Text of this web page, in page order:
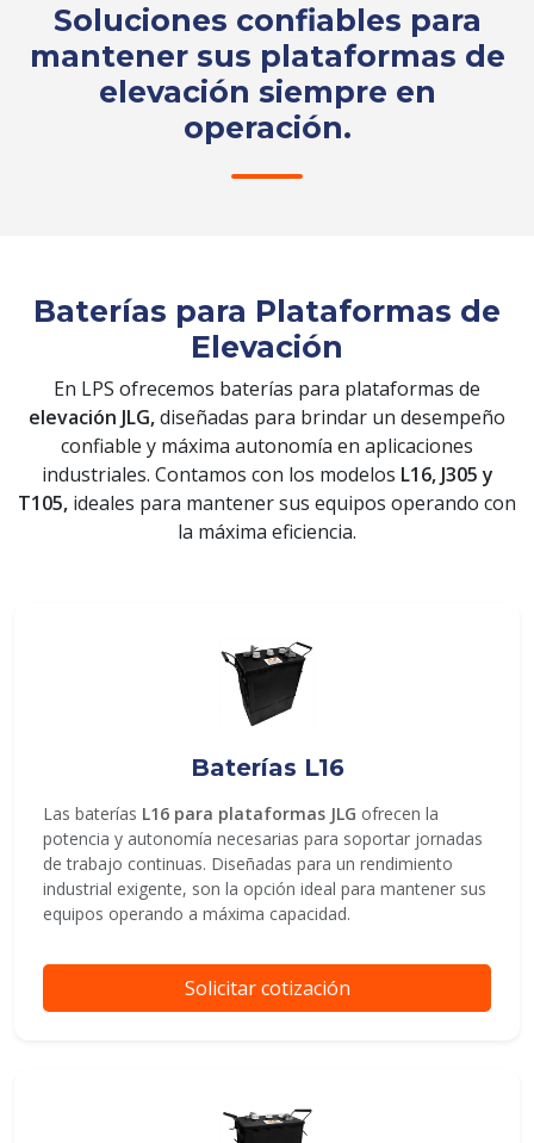
ENVIAR
Soluciones confiables para
mantener sus plataformas de
elevación siempre en
operación.
Baterías para Plataformas de
Elevación
En LPS ofrecemos baterías para plataformas de
elevación JLG,diseñadas para brindar un desempeño
confiable y máxima autonomía en aplicaciones
industriales. Contamos con los modelos L16, J305 y
T105, ideales para mantener sus equipos operando con
la máxima eficiencia.
Baterías L16
Las baterías L16 para plataformas JLG ofrecen la
potencia y autonomía necesarias para soportar jornadas
de trabajo continuas. Diseñadas para un rendimiento
industrial exigente, son la opción ideal para mantener sus
equipos operando a máxima capacidad.
Solicitar cotización